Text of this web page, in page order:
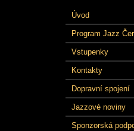
Úvod
Program Jazz
Vstupenky
Kontakty
Dopravní spojení
Jazzové noviny
Sponzorská